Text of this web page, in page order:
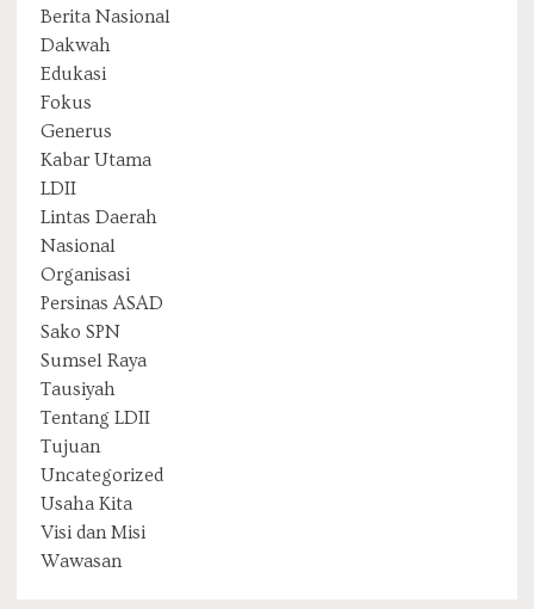
Berita Nasional
Dakwah
Edukasi
Fokus
Generus
Kabar Utama
LDII
Lintas Daerah
Nasional
Organisasi
Persinas ASAD
Sako SPN
Sumsel Raya
Tausiyah
Tentang LDII
Tujuan
Uncategorized
Usaha Kita
Visi dan Misi
Wawasan